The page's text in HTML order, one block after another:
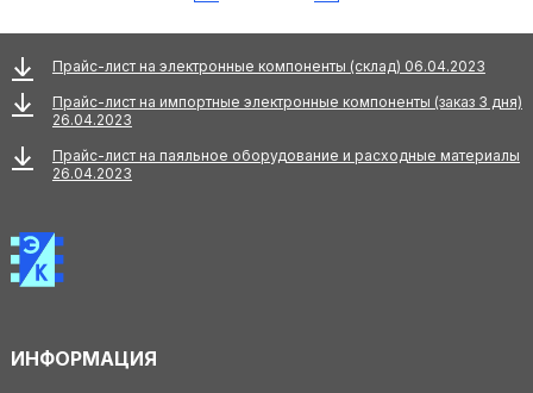
Прайс-лист на электронные компоненты (склад) 06.04.2023
Прайс-лист на импортные электронные компоненты (заказ 3 дня)
26.04.2023
Прайс-лист на паяльное оборудование и расходные материалы
26.04.2023
ИНФОРМАЦИЯ